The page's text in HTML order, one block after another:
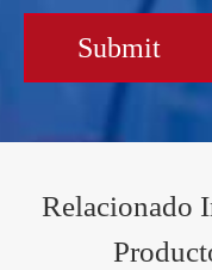
Submit
Relacionado